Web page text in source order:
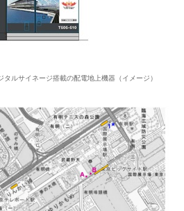
ルサイネージ搭載の配電地上機器（イメージ）